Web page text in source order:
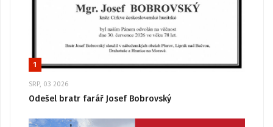
1
SRP, 03 2026
Odešel bratr farář Josef Bobrovský